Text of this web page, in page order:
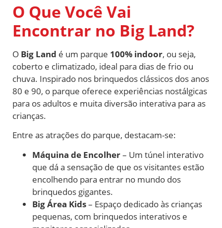
O Que Você Vai
Encontrar no Big Land?
O Big Land é um parque 100% indoor, ou seja,
coberto e climatizado, ideal para dias de frio ou
chuva. Inspirado nos brinquedos clássicos dos anos
80 e 90, o parque oferece experiências nostálgicas
para os adultos e muita diversão interativa para as
crianças.
Entre as atrações do parque, destacam-se:
Máquina de Encolher– Um túnel interativo
que dá a sensação de que os visitantes estão
encolhendo para entrar no mundo dos
brinquedos gigantes.
Big Área Kids– Espaço dedicado às crianças
pequenas, com brinquedos interativos e